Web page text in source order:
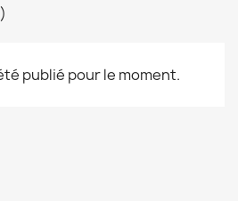
publié pour le moment.